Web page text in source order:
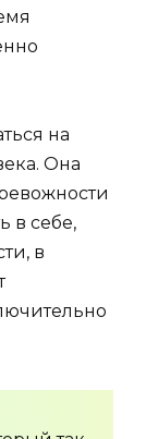
на
Она
в себе,
в